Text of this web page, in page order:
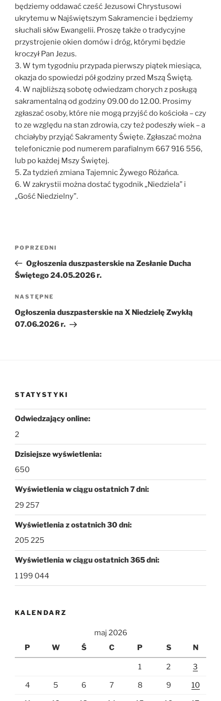
będziemy oddawać cześć Jezusowi Chrystusowi
ukrytemu w Najświętszym Sakramencie i będziemy
słuchali słów Ewangelii. Proszę także o tradycyjne
przystrojenie okien domów i dróg, którymi będzie
kroczył Pan Jezus.
3. W tym tygodniu przypada pierwszy piątek miesiąca,
okazja do spowiedzi pół godziny przed Mszą Świętą.
4. W najbliższą sobotę odwiedzam chorych z posługą
sakramentalną od godziny 09.00 do 12.00. Prosimy
zgłaszać osoby, które nie mogą przyjść do kościoła – czy
to ze względu na stan zdrowia, czy też podeszły wiek – a
chciałyby przyjąć Sakramenty Święte. Zgłaszać można
telefonicznie pod numerem parafialnym 667 916 556,
lub po każdej Mszy Świętej.
5. Za tydzień zmiana Tajemnic Żywego Różańca.
6. W zakrystii można dostać tygodnik „Niedziela” i
„Gość Niedzielny”.
Poprzedni
wpis
POPRZEDNI
Ogłoszenia duszpasterskie na Zesłanie Ducha
Świętego 24.05.2026 r.
Następny
wpis
NASTĘPNE
Ogłoszenia duszpasterskie na X Niedzielę Zwykłą
07.06.2026 r.
STATYSTYKI
Odwiedzający online:
2
Dzisiejsze wyświetlenia:
650
Wyświetlenia w ciągu ostatnich 7 dni:
29 257
Wyświetlenia z ostatnich 30 dni:
205 225
Wyświetlenia w ciągu ostatnich 365 dni:
1 199 044
KALENDARZ
maj 2026
P
W Ś C P S N
1 2 3
4 5 6 7 8 9 10